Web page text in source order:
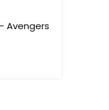
Avengers